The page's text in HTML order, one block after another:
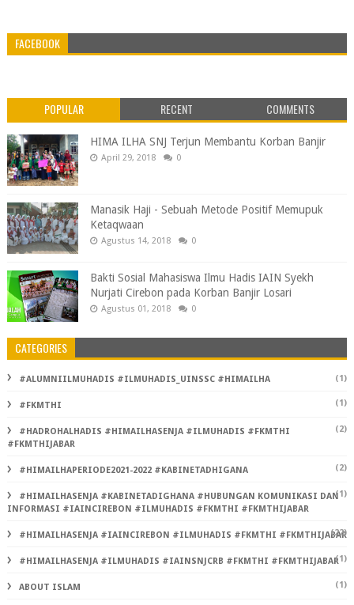
FACEBOOK
POPULAR RECENT COMMENTS
HIMA ILHA SNJ Terjun Membantu Korban Banjir
April 29, 2018 0
Manasik Haji - Sebuah Metode Positif Memupuk
Ketaqwaan
Agustus 14, 2018 0
Bakti Sosial Mahasiswa Ilmu Hadis IAIN Syekh
Nurjati Cirebon pada Korban Banjir Losari
Agustus 01, 2018 0
CATEGORIES
#ALUMNIILMUHADIS #ILMUHADIS_UINSSC #HIMAILHA (1)
#FKMTHI (1)
#HADROHALHADIS #HIMAILHASENJA #ILMUHADIS #FKMTHI
#FKMTHIJABAR
(2)
#HIMAILHAPERIODE2021-2022 #KABINETADHIGANA (2)
#HIMAILHASENJA #KABINETADIGHANA #HUBUNGAN KOMUNIKASI DAN
INFORMASI #IAINCIREBON #ILMUHADIS #FKMTHI #FKMTHIJABAR
(1)
#HIMAILHASENJA #IAINCIREBON #ILMUHADIS #FKMTHI #FKMTHIJABAR
(22)
#HIMAILHASENJA #ILMUHADIS #IAINSNJCRB #FKMTHI #FKMTHIJABAR(1)
ABOUT ISLAM (1)